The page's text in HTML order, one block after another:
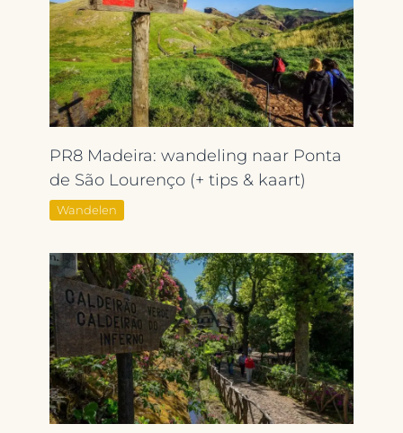
PR8 Madeira: wandeling naar Ponta
de São Lourenço (+ tips & kaart)
Wandelen